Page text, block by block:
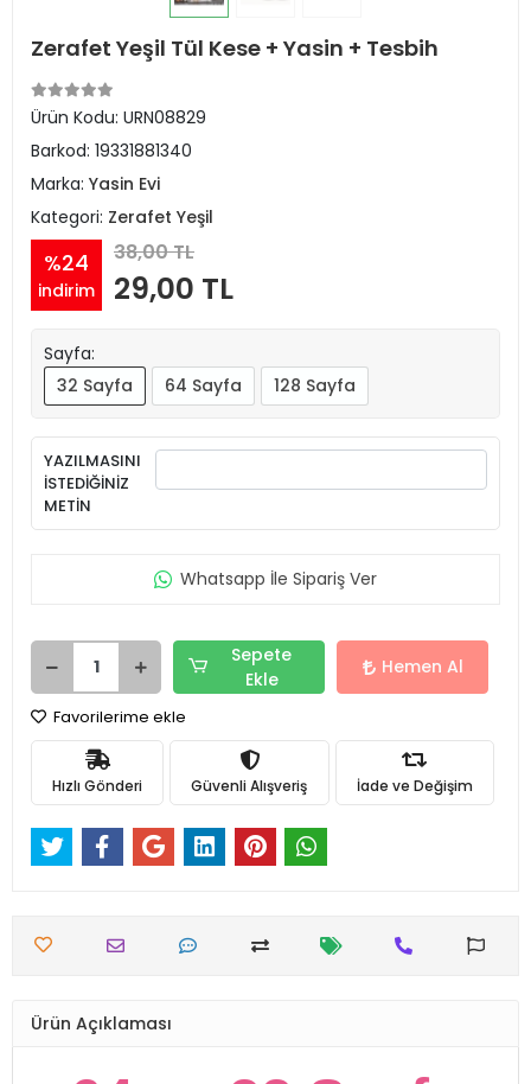
Zerafet Yeşil Tül Kese + Yasin + Tesbih
Ürün Kodu: URN08829
Barkod: 19331881340
Marka: Yasin Evi
Kategori: Zerafet Yeşil
%24
indirim
38,00 TL
29,00 TL
Sayfa:
32 Sayfa
64 Sayfa 128 Sayfa
YAZILMASINI
İSTEDİĞİNİZ
METİN
Whatsapp İle Sipariş Ver
Sepete
Ekle
Hemen Al
Favorilerime ekle
Hızlı Gönderi Güvenli Alışveriş İade ve Değişim
Ürün Açıklaması